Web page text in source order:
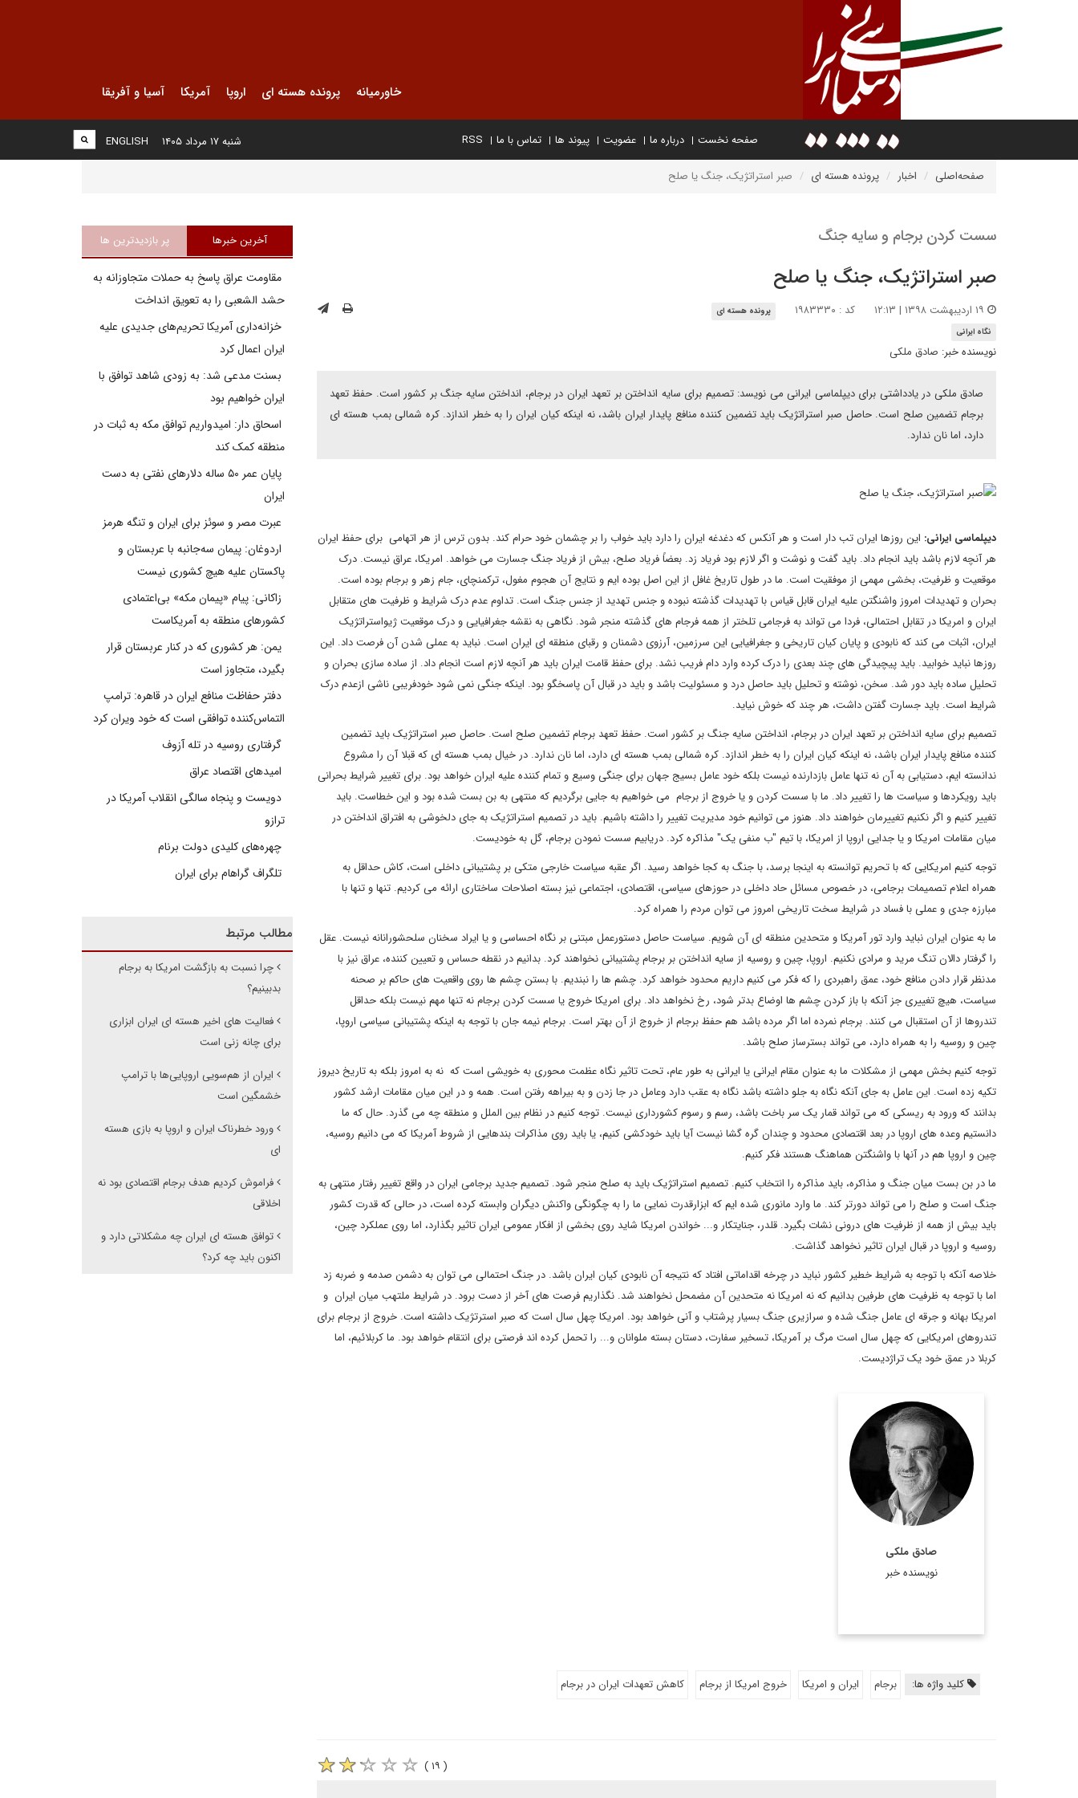
خاورمیانه پرونده هسته ای اروپا آمریکا آسیا و آفریقا
صفحه نخست درباره ما عضویت پیوند ها تماس با ما RSS
ENGLISH شنبه ۱۷ مرداد ۱۴۰۵
صفحه‌اصلی اخبار پرونده هسته ای صبر استراتژیک، جنگ یا صلح
سست کردن برجام و سایه جنگ
صبر استراتژیک، جنگ یا صلح
کد : ۱۹۸۳۳۳۰
پرونده هسته ای
نگاه ایرانی
نویسنده خبر: صادق ملکی
صادق ملکی در یادداشتی برای دیپلماسی ایرانی می نویسد: تصمیم برای سایه انداختن بر تعهد ایران در برجام، انداختن سایه جنگ بر کشور است. حفظ تعهد
برجام تضمین صلح است. حاصل صبر استراتژیک باید تضمین کننده منافع پایدار ایران باشد، نه اینکه کیان ایران را به خطر اندازد. کره شمالی بمب هسته ای
دارد، اما نان ندارد.
دیپلماسی ایرانی: این روزها ایران تب دار است و هر آنکس که دغدغه ایران را دارد باید خواب را بر چشمان خود حرام کند. بدون ترس از هر اتهامی برای حفظ ایران
هر آنچه لازم باشد باید انجام داد. باید گفت و نوشت و اگر لازم بود فریاد زد. بعضاً فریاد صلح، بیش از فریاد جنگ جسارت می خواهد. امریکا، عراق نیست. درک
موقعیت و ظرفیت، بخشی مهمی از موفقیت است. ما در طول تاریخ غافل از این اصل بوده ایم و نتایج آن هجوم مغول، ترکمنچای، جام زهر و برجام بوده است.
بحران و تهدیدات امروز واشنگتن علیه ایران قابل قیاس با تهدیدات گذشته نبوده و جنس تهدید از جنس جنگ است. تداوم عدم درک شرایط و ظرفیت های متقابل
ایران و امریکا در تقابل احتمالی، فردا می تواند به فرجامی تلختر از همه فرجام های گذشته منجر شود. نگاهی به نقشه جغرافیایی و درک موقعیت ژیواستراتژیک
ایران، اثبات می کند که نابودی و پایان کیان تاریخی و جغرافیایی این سرزمین، آرزوی دشمنان و رقبای منطقه ای ایران است. نباید به عملی شدن آن فرصت داد. این
روزها نباید خوابید. باید پیچیدگی های چند بعدی را درک کرده وارد دام فریب نشد. برای حفظ قامت ایران باید هر آنچه لازم است انجام داد. از ساده سازی بحران و
تحلیل ساده باید دور شد. سخن، نوشته و تحلیل باید حاصل درد و مسئولیت باشد و باید در قبال آن پاسخگو بود. اینکه جنگی نمی شود خودفریبی ناشی ازعدم درک
شرایط است. باید جسارت گفتن داشت، هر چند که خوش نیاید.
تصمیم برای سایه انداختن بر تعهد ایران در برجام، انداختن سایه جنگ بر کشور است. حفظ تعهد برجام تضمین صلح است. حاصل صبر استراتژیک باید تضمین
کننده منافع پایدار ایران باشد، نه اینکه کیان ایران را به خطر اندازد. کره شمالی بمب هسته ای دارد، اما نان ندارد. در خیال بمب هسته ای که قبلا آن را مشروع
ندانسته ایم، دستیابی به آن نه تنها عامل بازدارنده نیست بلکه خود عامل بسیج جهان برای جنگی وسیع و تمام کننده علیه ایران خواهد بود. برای تغییر شرایط بحرانی
باید رویکردها و سیاست ها را تغییر داد. ما با سست کردن و یا خروج از برجام می خواهیم به جایی برگردیم که منتهی به بن بست شده بود و این خطاست. باید
تغییر کنیم و اگر نکنیم تغییرمان خواهند داد. هنوز می توانیم خود مدیریت تغییر را داشته باشیم. باید در تصمیم استراتژیک به جای دلخوشی به افتراق انداختن در
میان مقامات امریکا و یا جدایی اروپا از امریکا، با تیم "ب منفی یک" مذاکره کرد. دریابیم سست نمودن برجام، گل به خودیست.
توجه کنیم امریکایی که با تحریم توانسته به اینجا برسد، با جنگ به کجا خواهد رسید. اگر عقبه سیاست خارجی متکی بر پشتیبانی داخلی است، کاش حداقل به
همراه اعلام تصمیمات برجامی، در خصوص مسائل حاد داخلی در حوزهای سیاسی، اقتصادی، اجتماعی نیز بسته اصلاحات ساختاری ارائه می کردیم. تنها و تنها با
مبارزه جدی و عملی با فساد در شرایط سخت تاریخی امروز می توان مردم را همراه کرد.
ما به عنوان ایران نباید وارد تور آمریکا و متحدین منطقه ای آن شویم. سیاست حاصل دستورعمل مبتنی بر نگاه احساسی و یا ایراد سخنان سلحشورانانه نیست. عقل
را گرفتار دالان تنگ مرید و مرادی نکنیم. اروپا، چین و روسیه از سایه انداختن بر برجام پشتیبانی نخواهند کرد. بدانیم در نقطه حساس و تعیین کننده، عراق نیز با
مدنظر قرار دادن منافع خود، عمق راهبردی را که فکر می کنیم داریم محدود خواهد کرد. چشم ها را نبندیم. با بستن چشم ها روی واقعیت های حاکم بر صحنه
سیاست، هیچ تغییری جز آنکه با باز کردن چشم ها اوضاع بدتر شود، رخ نخواهد داد. برای امریکا خروج یا سست کردن برجام نه تنها مهم نیست بلکه حداقل
تندروها از آن استقبال می کنند. برجام نمرده اما اگر مرده باشد هم حفظ برجام از خروج از آن بهتر است. برجام نیمه جان با توجه به اینکه پشتیبانی سیاسی اروپا،
چین و روسیه را به همراه دارد، می تواند بسترساز صلح باشد.
توجه کنیم بخش مهمی از مشکلات ما به عنوان مقام ایرانی یا ایرانی به طور عام، تحت تاثیر نگاه عظمت محوری به خویشی است که نه به امروز بلکه به تاریخ دیروز
تکیه زده است. این عامل به جای آنکه نگاه به جلو داشته باشد نگاه به عقب دارد وعامل در جا زدن و به بیراهه رفتن است. همه و در این میان مقامات ارشد کشور
بدانند که ورود به ریسکی که می تواند قمار یک سر باخت باشد، رسم و رسوم کشورداری نیست. توجه کنیم در نظام بین الملل و منطقه چه می گذرد. حال که ما
دانستیم وعده های اروپا در بعد اقتصادی محدود و چندان گره گشا نیست آیا باید خودکشی کنیم، یا باید روی مذاکرات بندهایی از شروط آمریکا که می دانیم روسیه،
چین و اروپا هم در آنها با واشنگتن هماهنگ هستند فکر کنیم.
ما در بن بست میان جنگ و مذاکره، باید مذاکره را انتخاب کنیم. تصمیم استراتژیک باید به صلح منجر شود. تصمیم جدید برجامی ایران در واقع تغییر رفتار منتهی به
جنگ است و صلح را می تواند دورتر کند. ما وارد مانوری شده ایم که ابزارقدرت نمایی ما را به چگونگی واکنش دیگران وابسته کرده است، در حالی که قدرت کشور
باید بیش از همه از ظرفیت های درونی نشات بگیرد. قلدر، جنایتکار و... خواندن امریکا شاید روی بخشی از افکار عمومی ایران تاثیر بگذارد، اما روی عملکرد چین،
روسیه و اروپا در قبال ایران تاثیر نخواهد گذاشت.
خلاصه آنکه با توجه به شرایط خطیر کشور نباید در چرخه اقداماتی افتاد که نتیجه آن نابودی کیان ایران باشد. در جنگ احتمالی می توان به دشمن صدمه و ضربه زد
اما با توجه به ظرفیت های طرفین بدانیم که نه امریکا نه متحدین آن مضمحل نخواهند شد. نگذاریم فرصت های آخر از دست برود. در شرایط ملتهب میان ایران و
امریکا بهانه و جرقه ای عامل جنگ شده و سرازیری جنگ بسیار پرشتاب و آنی خواهد بود. امریکا چهل سال است که صبر استرتژیک داشته است. خروج از برجام برای
تندروهای امریکایی که چهل سال است مرگ بر آمریکا، تسخیر سفارت، دستان بسته ملوانان و... را تحمل کرده اند فرصتی برای انتقام خواهد بود. ما کربلائیم، اما
کربلا در عمق خود یک تراژدیست.
صادق ملکی
نویسنده خبر
صادق ملکی،کارشناس،
استراتژیست و تحلیلگر
ارشد مسائل سیاسی است.
اطلاعات بیشتر
کلید واژه ها: برجام ایران و امریکا خروج امریکا از برجام کاهش تعهدات ایران در برجام
( ۱۹ )
آخرین خبرها پر بازدیدترین ها
مقاومت عراق پاسخ به حملات متجاوزانه به
حشد الشعبی را به تعویق انداخت
خزانه‌داری آمریکا تحریم‌های جدیدی علیه
ایران اعمال کرد
بسنت مدعی شد: به زودی شاهد توافق با
ایران خواهیم بود
اسحاق دار: امیدواریم توافق مکه به ثبات در
منطقه کمک کند
پایان عمر ۵۰ ساله دلارهای نفتی به دست
ایران
عبرت مصر و سوئز برای ایران و تنگه هرمز
اردوغان: پیمان سه‌جانبه با عربستان و
پاکستان علیه هیچ کشوری نیست
زاکانی: پیام «پیمان مکه» بی‌اعتمادی
کشورهای منطقه به آمریکاست
یمن: هر کشوری که در کنار عربستان قرار
بگیرد، متجاوز است
دفتر حفاظت منافع ایران در قاهره: ترامپ
التماس‌کننده توافقی است که خود ویران کرد
گرفتاری روسیه در تله آزوف
امیدهای اقتصاد عراق
دویست و پنجاه سالگی انقلاب آمریکا در
ترازو
چهره‌های کلیدی دولت برنام
تلگراف گراهام برای ایران
مطالب مرتبط
چرا نسبت به بازگشت امریکا به برجام
بدبینیم؟
فعالیت های اخیر هسته ای ایران ابزاری
برای چانه زنی است
ایران از هم‌سویی اروپایی‌ها با ترامپ
خشمگین است
ورود خطرناک ایران و اروپا به بازی هسته
ای
فراموش کردیم هدف برجام اقتصادی بود نه
اخلاقی
توافق هسته ای ایران چه مشکلاتی دارد و
اکنون باید چه کرد؟